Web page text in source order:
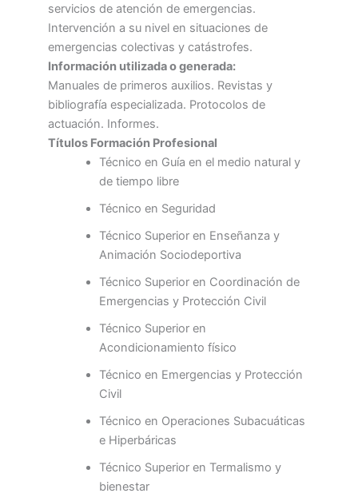
servicios de atención de emergencias.
Intervención a su nivel en situaciones de
emergencias colectivas y catástrofes.
Información utilizada o generada:
Manuales de primeros auxilios. Revistas y
bibliografía especializada. Protocolos de
actuación. Informes.
Títulos Formación Profesional
Técnico en Guía en el medio natural y
de tiempo libre
Técnico en Seguridad
Técnico Superior en Enseñanza y
Animación Sociodeportiva
Técnico Superior en Coordinación de
Emergencias y Protección Civil
Técnico Superior en
Acondicionamiento físico
Técnico en Emergencias y Protección
Civil
Técnico en Operaciones Subacuáticas
e Hiperbáricas
Técnico Superior en Termalismo y
bienestar